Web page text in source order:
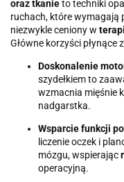
oraz tkanieto techniki
ruchach, które wymagają
niezwykle ceniony w
Główne korzyści płynące
Doskonalenie
szydełkiem to
wzmacnia mięśnie
nadgarstka.
Wsparcie funkcji
liczenie oczek i
mózgu, wspierając
operacyjną.